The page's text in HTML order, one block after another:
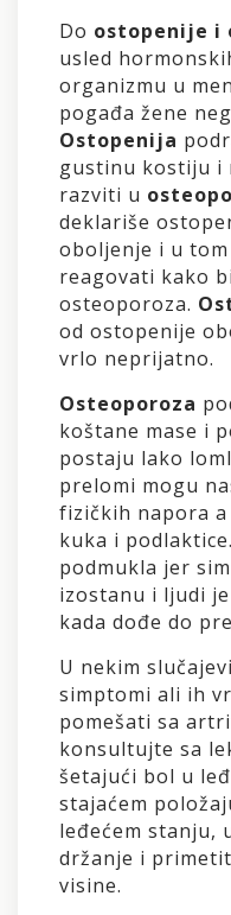
Do ostopenije i
usled
organizmu u
pogađa žene
Ostopenija
gustinu kostiju i
razviti u
deklariše
oboljenje i u
reagovati kako
osteoporoza.
od ostopenije
vrlo neprijatno.
Osteoporoza
koštane mase i
postaju lako
prelomi mogu
fizičkih napora
kuka i
podmukla jer
izostanu i ljudi
kada dođe do
U nekim
simptomi ali ih
pomešati sa
konsultujte sa
šetajući bol u
stajaćem
leđećem stanju,
držanje i
visine.